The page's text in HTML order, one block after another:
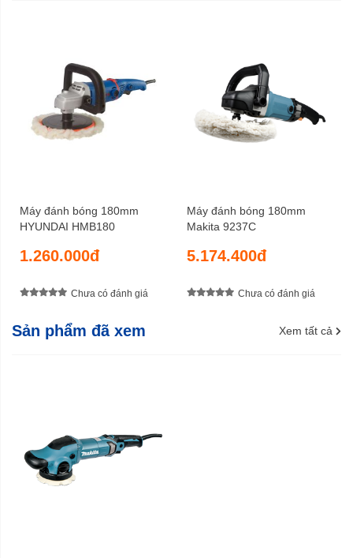
Máy đánh bóng 180mm
HYUNDAI HMB180
1.260.000đ
Chưa có đánh giá
Máy đánh bóng 180mm
Makita 9237C
5.174.400đ
Chưa có đánh giá
Sản phẩm đã xem Xem tất cả